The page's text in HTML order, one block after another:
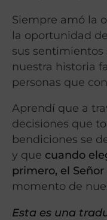
Siempre amó la
la oportunidad
sus sentimientos
nuestra historia
personas que
Aprendí que a
decisiones que
bendiciones se
y que cuando
primero, el
momento de
Esta es una